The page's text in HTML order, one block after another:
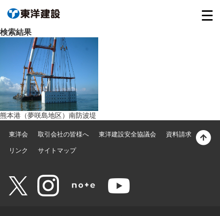
検索結果
熊本港（夢咲島地区）南防波堤
東洋会 取引会社の皆様へ 東洋建設安全協議会 資料請求
リンク サイトマップ